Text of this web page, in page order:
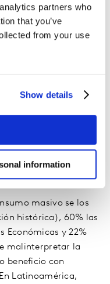
partners who
that you’ve
from your use
Show details
information
terreno en los
masivo se los
histórica), 60% las
Económicas y 22%
malinterpretar la
beneficio con
Latinoamérica,